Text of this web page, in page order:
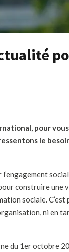
pour
le
construire une
sociale.
ni en
du 1er octobre